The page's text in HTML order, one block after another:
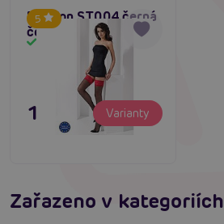
5
Passion ST004 černá
červená
199 Kč Varianty
Zařazeno v kategoriích